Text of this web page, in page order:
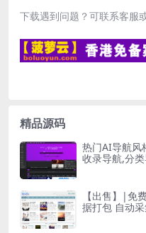
下载遇到问题？可联系客服
精品源码
热门AI导航风
收录导航,分
【出售】|免
据打包 自动